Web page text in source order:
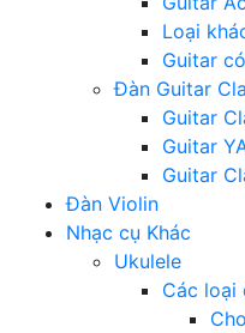
Loại
Guitar
Đàn Guitar
Guitar
Guitar
Guitar
Đàn Violin
Nhạc cụ Khác
Ukulele
Các loại